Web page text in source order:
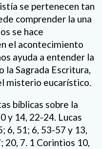
se pertenecen tan
comprender la una
se hace
el acontecimiento
ayuda a entender la
la Sagrada Escritura,
misterio eucarístico.
bíblicas sobre la
y 14, 22-24. Lucas
6, 51; 6, 53-57 y 13,
20, 7. 1 Corintios 10,